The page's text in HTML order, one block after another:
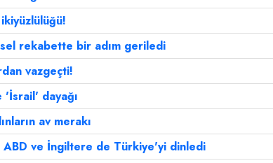
ikiyüzlülüğü!
rekabette bir adım geriledi
vazgeçti!
dayağı
av merakı
ve İngiltere de Türkiye'yi dinledi